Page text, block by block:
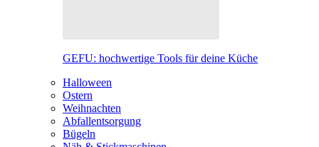
GEFU: hochwertige Tools für deine Küche
Halloween
Ostern
Weihnachten
Abfallentsorgung
Bügeln